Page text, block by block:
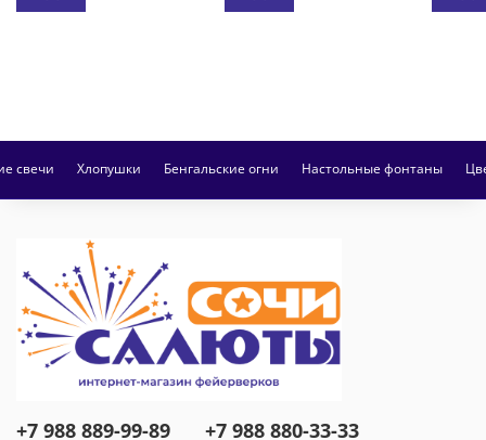
свечи Хлопушки Бенгальские огни Настольные фонтаны
+7 988 889-99-89 +7 988 880-33-33